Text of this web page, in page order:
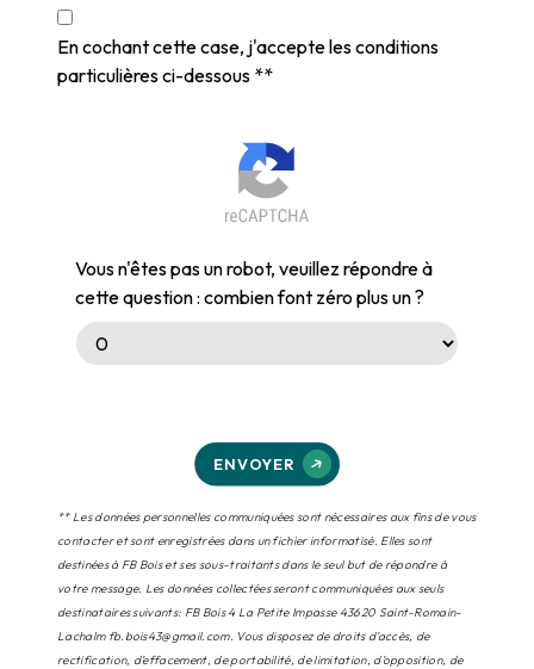
En cochant cette case, j'accepte les conditions
particulières ci-dessous **
Vous n'êtes pas un robot, veuillez répondre à
cette question : combien font zéro plus un ?
ENVOYER
** Les données personnelles communiquées sont nécessaires aux fins de vous
contacter et sont enregistrées dans un fichier informatisé. Elles sont
destinées à FB Bois et ses sous-traitants dans le seul but de répondre à
votre message. Les données collectées seront communiquées aux seuls
destinataires suivants: FB Bois 4 La Petite Impasse 43620 Saint-Romain-
Lachalm fb.bois43@gmail.com. Vous disposez de droits d’accès, de
rectification, d’effacement, de portabilité, de limitation, d’opposition, de